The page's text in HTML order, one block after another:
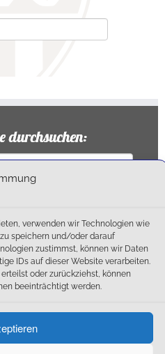
verwenden wir Technologien wie
speichern und/oder darauf
zustimmst, können wir Daten
IDs auf dieser Website verarbeiten.
oder zurückziehst, können
beeinträchtigt werden.
durchsuchen:
Beiträge
erweitert!
schießt sich zurück in die Landesliga!
2025
01. September!